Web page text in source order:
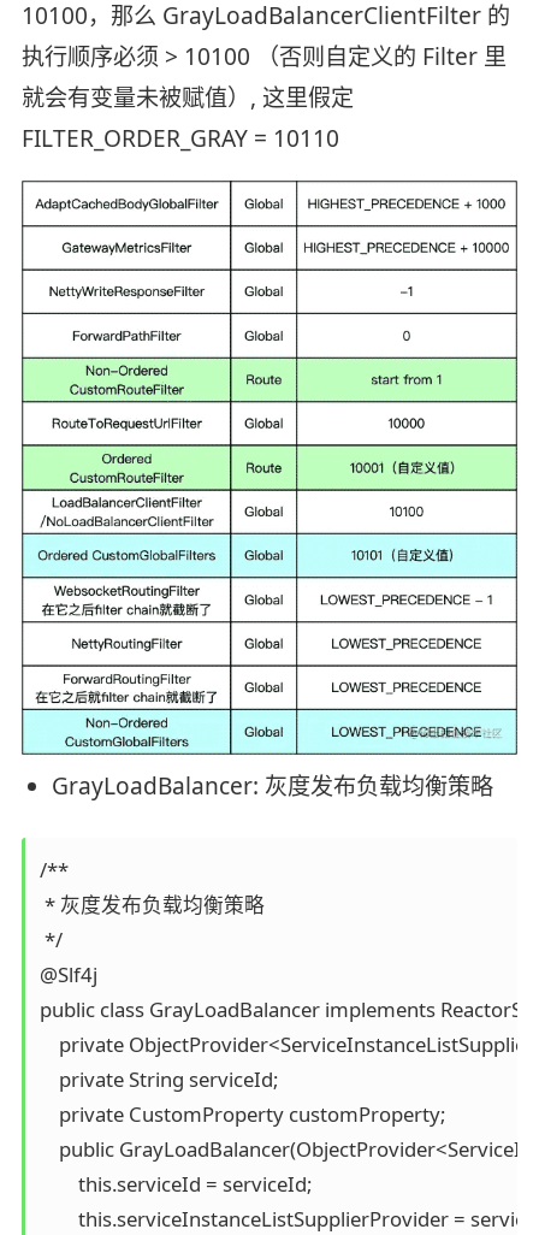
10100，那么 GrayLoadBalancerClientFilter 的
执行顺序必须 > 10100 （否则自定义的 Filter 里
就会有变量未被赋值）, 这里假定
FILTER_ORDER_GRAY = 10110
GrayLoadBalancer: 灰度发布负载均衡策略
/**
* 灰度发布负载均衡策略
*/
@Slf4j
public class GrayLoadBalancer implements
private
    private String serviceId;
    private CustomProperty customProperty;
public
        this.serviceId = serviceId;
this.serviceInstanceListSupplierProvider =